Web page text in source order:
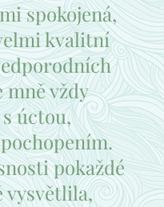
spokojená,
kvalitní
mně vždy
úctou,
pokaždé
vysvětlila,